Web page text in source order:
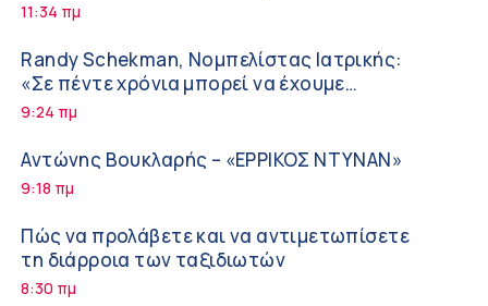
11:34 πμ
Randy Schekman, Νομπελίστας Ιατρικής:
«Σε πέντε χρόνια μπορεί να έχουμε
θεραπεία που αναστέλλει την εξέλιξη του
9:24 πμ
Αντώνης Βουκλαρής – «ΕΡΡΙΚΟΣ ΝΤΥΝΑΝ»
9:18 πμ
Πώς να προλάβετε και να αντιμετωπίσετε
τη διάρροια των ταξιδιωτών
8:30 πμ